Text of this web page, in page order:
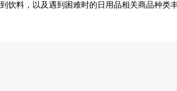
饮料，以及遇到困难时的日用品相关商品种类